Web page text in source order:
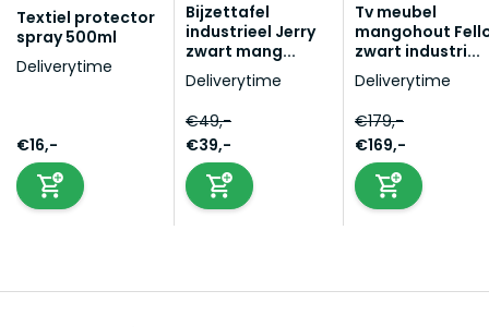
Textiel protector
spray 500ml
Deliverytime
€16,-
Bijzettafel
industrieel Jerry
zwart mang...
Deliverytime
€49,-
€39,-
Tv meubel
mangohout
zwart industri...
Deliverytime
€179,-
€169,-